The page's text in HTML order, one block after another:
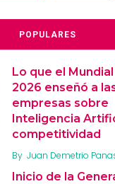
POPULARES
Lo que el Mundial
2026 enseñó a
empresas sobre
Inteligencia
competitividad
By Juan Demetrio
Inicio de la